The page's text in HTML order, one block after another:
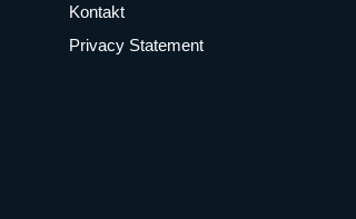
Kontakt
Privacy Statement